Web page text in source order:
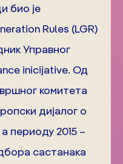
био је
Rules (LGR)
Управног
inicijative. Од
комитета
дијалог о
периоду 2015 –
састанака